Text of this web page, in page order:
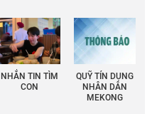
NHẮN TIN TÌM
CON
QUỸ TÍN DỤNG
NHÂN DÂN
MEKONG